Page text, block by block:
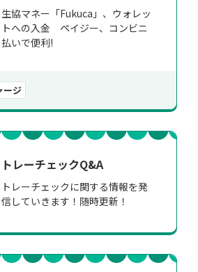
生協マネー「Fukuca」、ウォレッ
トへの入金 ペイジー、コンビニ
払いで便利!
ージ
トレーチェックQ&A
トレーチェックに関する情報を発
信していきます！随時更新！